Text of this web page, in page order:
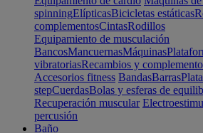
spinningElípticasBicicletas estáticas
complementosCintasRodillos
Equipamiento de musculación
BancosMancuernasMáquinas
vibratoriasRecambios y
Accesorios fitness BandasBarras
stepCuerdasBolas y esferas de
Recuperación muscular
percusión
Baño